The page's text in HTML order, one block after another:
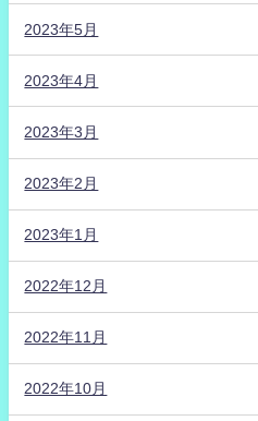
2023年5月
2023年4月
2023年3月
2023年2月
2023年1月
2022年12月
2022年11月
2022年10月